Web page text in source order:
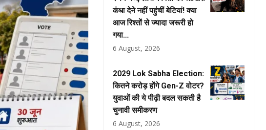
कंधा देने नहीं पहुंचीं बेटियां! क्या
आज रिश्तों से ज्यादा जरूरी हो
गया...
6 August, 2026
2029 Lok Sabha Election:
कितने करोड़ होंगे Gen-Z वोटर?
युवाओं की ये पीढ़ी बदल सकती है
चुनावी समीकरण
6 August, 2026